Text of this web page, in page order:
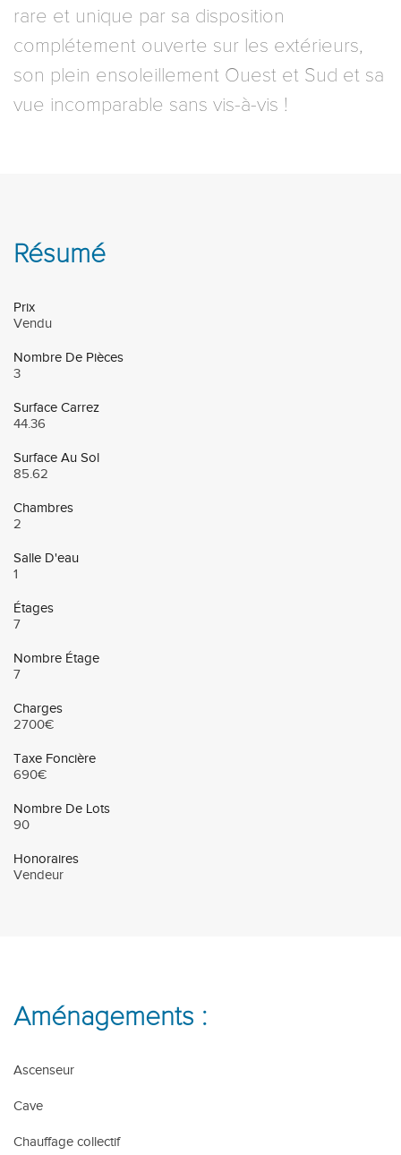
rare et unique par sa disposition
complétement ouverte sur les extérieurs,
son plein ensoleillement Ouest et Sud et sa
vue incomparable sans vis-à-vis !
Résumé
Prix
Vendu
Nombre De Pièces
3
Surface Carrez
44.36
Surface Au Sol
85.62
Chambres
2
Salle D'eau
1
Étages
7
Nombre Étage
7
Charges
2700€
Taxe Foncière
690€
Nombre De Lots
90
Honoraires
Vendeur
Aménagements :
Ascenseur
Cave
Chauffage collectif